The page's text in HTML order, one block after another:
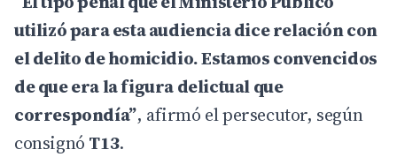
utilizó para esta audiencia dice relación con
el delito de homicidio. Estamos convencidos
de que era la figura delictual que
correspondía”, afirmó el persecutor, según
consignó T13.